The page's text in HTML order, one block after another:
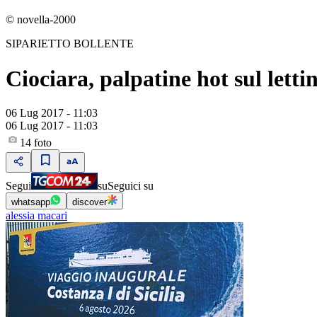
© novella-2000
SIPARIETTO BOLLENTE
Ciociara, palpatine hot sul
06 Lug 2017 - 11:03
06 Lug 2017 - 11:03
14 foto
Segui suSeguici su
whatsapp discover
alessia macari